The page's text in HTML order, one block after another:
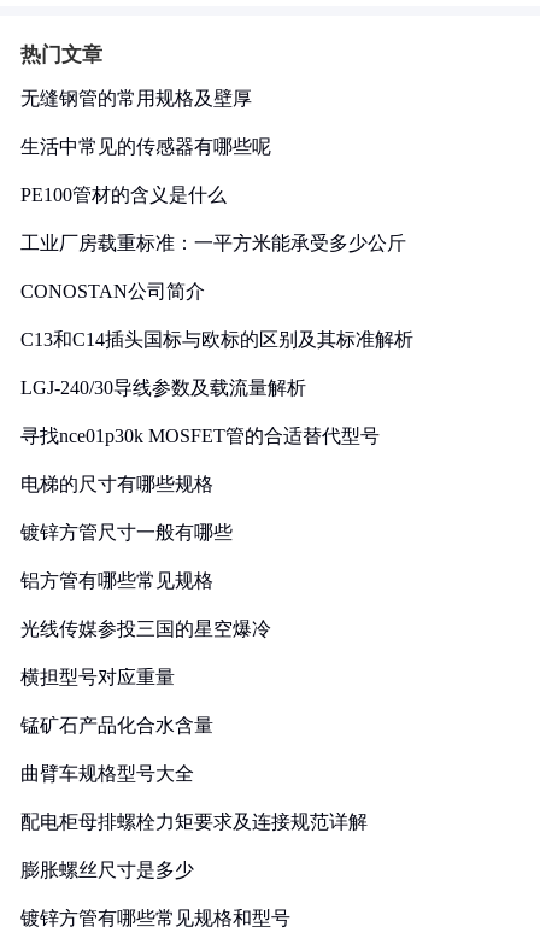
热门文章
无缝钢管的常用规格及壁厚
生活中常见的传感器有哪些呢
PE100管材的含义是什么
工业厂房载重标准：一平方米能承受多少公斤
CONOSTAN公司简介
C13和C14插头国标与欧标的区别及其标准解析
LGJ-240/30导线参数及载流量解析
寻找nce01p30k MOSFET管的合适替代型号
电梯的尺寸有哪些规格
镀锌方管尺寸一般有哪些
铝方管有哪些常见规格
光线传媒参投三国的星空爆冷
横担型号对应重量
锰矿石产品化合水含量
曲臂车规格型号大全
配电柜母排螺栓力矩要求及连接规范详解
膨胀螺丝尺寸是多少
镀锌方管有哪些常见规格和型号